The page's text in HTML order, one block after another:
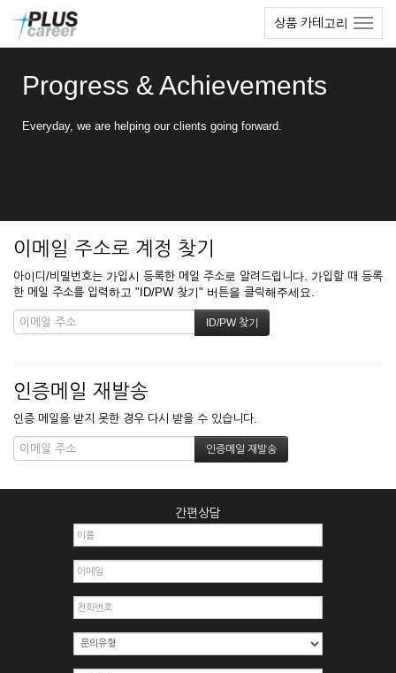
상품 카테고리
Progress & Achievements
Everyday, we are helping our clients going forward.
이메일 주소로 계정 찾기
아이디/비밀번호는 가입시 등록한 메일 주소로 알려드립니다. 가입할 때 등록
한 메일 주소를 입력하고 "ID/PW 찾기" 버튼을 클릭해주세요.
인증메일 재발송
인증 메일을 받지 못한 경우 다시 받을 수 있습니다.
간편상담